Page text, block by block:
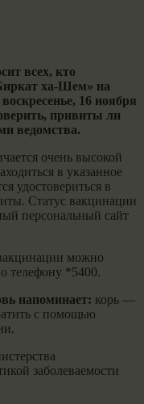
всех, кто
ха-Шем» на
16 ноября
привиты ли
ведомства.
очень высокой
в указанное
удостовериться в
Статус вакцинации
персональный сайт
можно
телефону *5400.
напоминает: корь —
с помощью
заболеваемости